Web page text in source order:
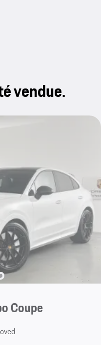
vendue.
Coupe